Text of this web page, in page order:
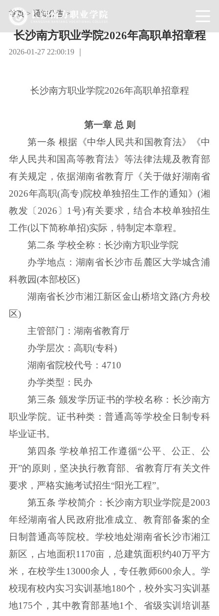
首页 > 通知公告>
长沙南方职业学院2026年高职单招章程
2026-01-27 22:00:19 ｜
长沙南方职业学院2026年高职单招章程
第一章 总 则
第一条 根据《中华人民共和国教育法》《中
华人民共和国高等教育法》等法律法规及教育部
有关规定，依据湖南省教育厅《关于做好湖南省
2026年高职(高专)院校单独招生工作的通知》(湘
教发〔2026〕1号)有关要求，结合本校单独招生
工作(以下简称单招)实际，特制定本章程。
第二条 学校全称：长沙南方职业学院
办学地点：湖南省长沙市岳麓区大学城含浦
科教园(本部校区)
湖南省长沙市湘江新区金山桥培文路(方舟校
区)
主管部门：湖南省教育厅
办学层次：高职(专科)
湖南省院校代号：4710
办学类型：民办
第三条 颁发学历证书的学校名称：长沙南方
职业学院。证书种类：普通高等学校全日制专科
毕业证书。
第四条 学校单招工作遵循“公平、公正、公
开”的原则，坚决执行教育部、省教育厅有关文件
要求，严格实施考试招生“阳光工程”。
第五条 学校简介：长沙南方职业学院是2003
年经湖南省人民政府批准成立、教育部备案的全
日制普通高等院校。学校地处湖南省长沙市湘江
新区，占地面积1170亩，总建筑面积约40万平方
米，在校学生13000余人，专任教师600余人。学
校现有校内实习实训基地180个，校外实习实训基
地175个，其中教育部基地1个、省级实训培训基